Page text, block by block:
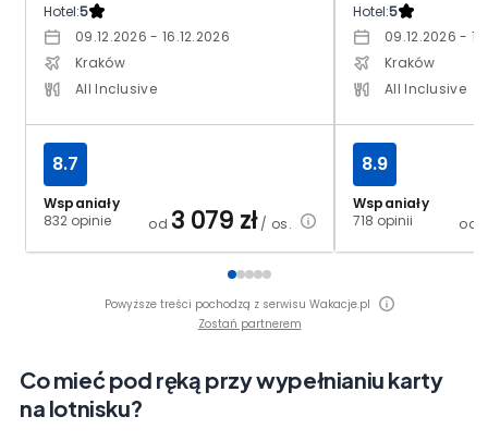
Hotel:5
09.12.2026 - 16.12.2026
Kraków
All Inclusive
Wspaniały
832 opinie
8.7
od 3 079 zł/ os.
Hotel:5
09.12.2026 -
Kraków
All Inclusive
Wspaniały
718 opinii
8.9
od
Powyższe treści pochodzą z serwisu Wakacje.pl
Zostań partnerem
Co mieć pod ręką przy wypełnianiu karty
na lotnisku?